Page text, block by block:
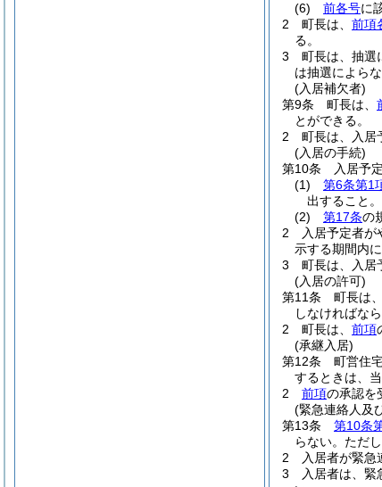
(6)
前各号に
2
町長は、 前項
る。
3
町長は、抽選
は抽選によら
(入居補欠者)
第9条
町長は、
とができる。
2
町長は、入居
(入居の手続)
第10条
入居予
(1)
第6条第1
出すること。
(2)
第17条の
2
入居予定者
示する期間内に
3
町長は、入居
(入居の許可)
第11条
町長は
しなければなら
2
町長は、 前項
(承継入居)
第12条
町営住
するときは、
2
前項の承認を
(緊急連絡人及
第13条
第10条
らない。 ただ
2
入居者が緊急
3
入居者は、